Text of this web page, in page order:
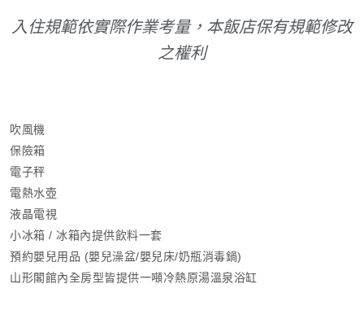
入住規範依實際作業考量，本飯店保有規範修改
之權利
吹風機
保險箱
電子秤
電熱水壺
液晶電視
小冰箱 / 冰箱內提供飲料一套
預約嬰兒用品 (嬰兒澡盆/嬰兒床/奶瓶消毒鍋)
山形閣館內全房型皆提供一噸冷熱原湯溫泉浴缸